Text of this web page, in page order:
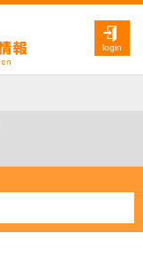
login